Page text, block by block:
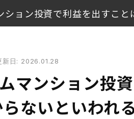
ション投資で利益を出すこと
ないための基礎知識
資で利益を出すことは可能
新日: 2026.01.28
マンション投
ないといわれ